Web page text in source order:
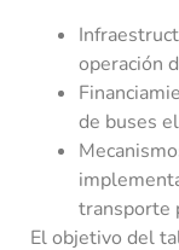
operación
de buses
transporte
El objetivo del